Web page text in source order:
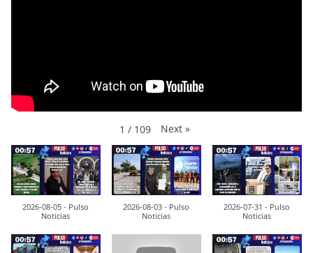
1 / 109 Next »
2026-08-05 - Pulso
Noticias
2026-08-03 - Pulso
Noticias
2026-07-31 - Pulso
Noticias